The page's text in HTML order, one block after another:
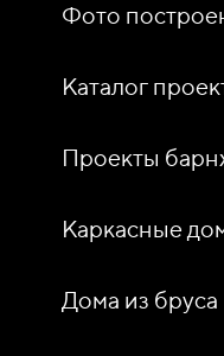
Фото
Каталог
Проекты
Каркасные
Дома из бруса